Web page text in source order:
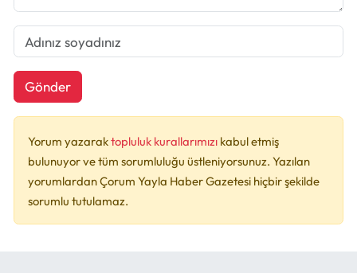
Gönder
Yorum yazaraktopluluk kurallarımızı kabul etmiş
bulunuyor ve tüm sorumluluğu üstleniyorsunuz. Yazılan
yorumlardan Çorum Yayla Haber Gazetesi hiçbir şekilde
sorumlu tutulamaz.